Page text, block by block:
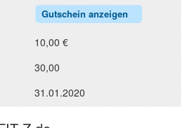
Gutschein anzeigen
10,00 €
30,00
31.01.2020